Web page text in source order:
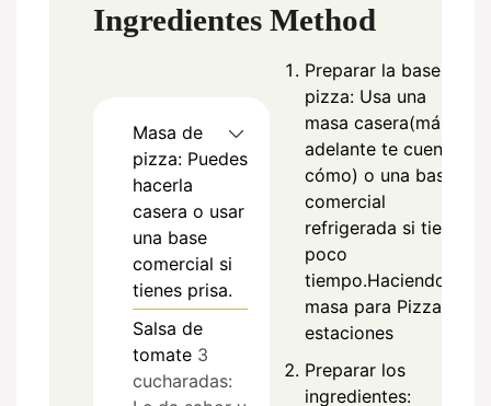
Ingredientes
Masa de
pizza: Puedes
hacerla
casera o usar
una base
comercial si
tienes prisa.
Salsa de
tomate 3
cucharadas:
Method
Preparar la base de
pizza: Usa una
masa casera(más
adelante te cuento
cómo) o una base
comercial
refrigerada si tienes
poco
tiempo.Haciendo
masa para Pizza 4
estaciones
Preparar los
ingredientes: